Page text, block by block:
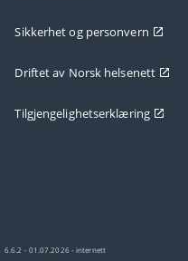
Sikkerhet og personvern
Driftet av Norsk helsenett
Tilgjengelighetserklæring
6.6.2 - 01.07.2026 - internett